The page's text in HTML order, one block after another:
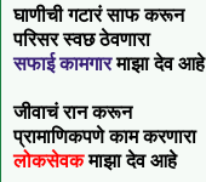
घाणीची गटारं साफ करून
परिसर स्वछ ठेवणारा
सफाई कामगारमाझा देव आहे
जीवाचं रान करून
प्रामाणिकपणे काम करणारा
लोकसेवकमाझा देव आहे